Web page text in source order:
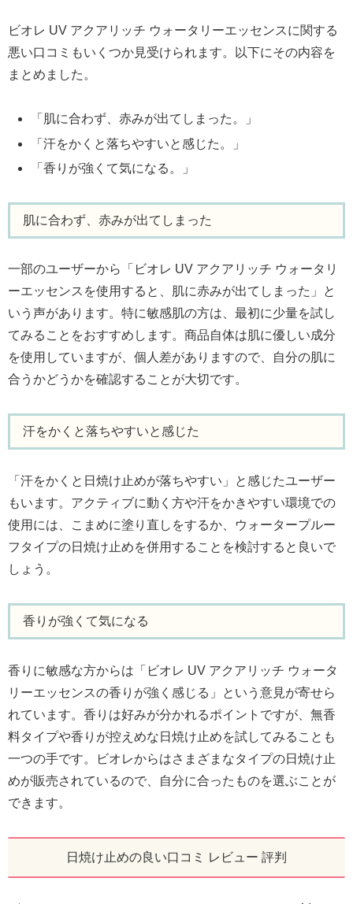
ビオレ UV アクアリッチ ウォータリーエッセンスに関する
悪い口コミもいくつか見受けられます。以下にその内容を
まとめました。
「肌に合わず、赤みが出てしまった。」
「汗をかくと落ちやすいと感じた。」
「香りが強くて気になる。」
肌に合わず、赤みが出てしまった
一部のユーザーから「ビオレ UV アクアリッチ ウォータリ
ーエッセンスを使用すると、肌に赤みが出てしまった」と
いう声があります。特に敏感肌の方は、最初に少量を試し
てみることをおすすめします。商品自体は肌に優しい成分
を使用していますが、個人差がありますので、自分の肌に
合うかどうかを確認することが大切です。
汗をかくと落ちやすいと感じた
「汗をかくと日焼け止めが落ちやすい」と感じたユーザー
もいます。アクティブに動く方や汗をかきやすい環境での
使用には、こまめに塗り直しをするか、ウォータープルー
フタイプの日焼け止めを併用することを検討すると良いで
しょう。
香りが強くて気になる
香りに敏感な方からは「ビオレ UV アクアリッチ ウォータ
リーエッセンスの香りが強く感じる」という意見が寄せら
れています。香りは好みが分かれるポイントですが、無香
料タイプや香りが控えめな日焼け止めを試してみることも
一つの手です。ビオレからはさまざまなタイプの日焼け止
めが販売されているので、自分に合ったものを選ぶことが
できます。
日焼け止めの良い口コミ レビュー 評判